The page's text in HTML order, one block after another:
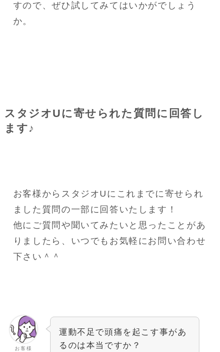
すので、ぜひ試してみてはいかがでしょう
か。
スタジオUに寄せられた質問に回答し
ます♪
お客様からスタジオUにこれまでに寄せられ
ました質問の一部に回答いたします！
他にご質問や聞いてみたいと思ったことがあ
りましたら、いつでもお気軽にお問い合わせ
下さい＾＾
お客様
運動不足で頭痛を起こす事があ
るのは本当ですか？